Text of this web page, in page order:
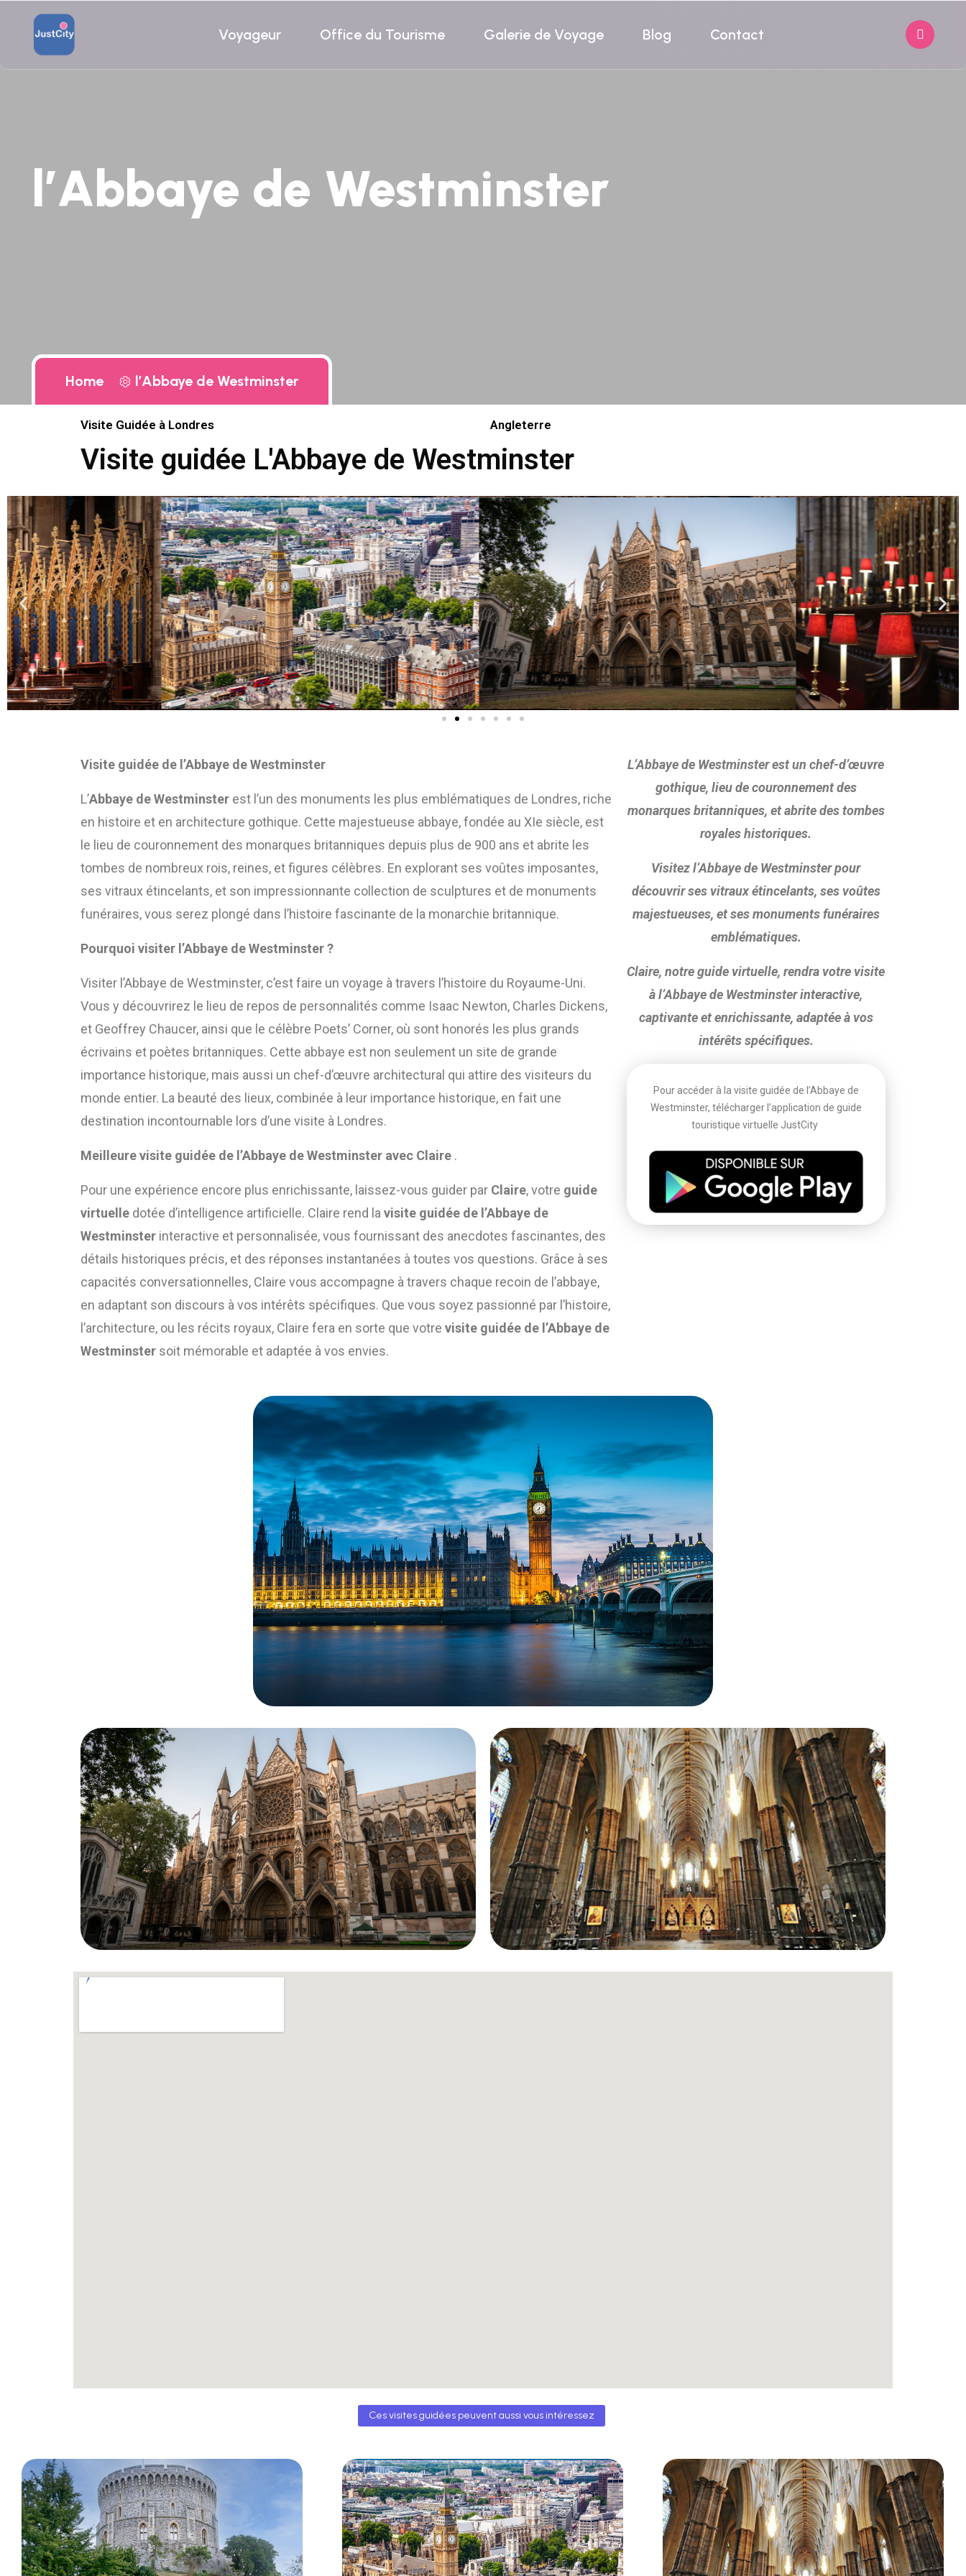
Voyageur Office du Tourisme Galerie de Voyage Blog Contact
l’Abbaye de Westminster
Home l’Abbaye de Westminster
Visite Guidée à Londres Angleterre
Visite guidée L'Abbaye de Westminster
Visite guidée de l’Abbaye de Westminster
L’Abbaye de Westminster est l’un des monuments les plus emblématiques de Londres, riche
en histoire et en architecture gothique. Cette majestueuse abbaye, fondée au XIe siècle, est
le lieu de couronnement des monarques britanniques depuis plus de 900 ans et abrite les
tombes de nombreux rois, reines, et figures célèbres. En explorant ses voûtes imposantes,
ses vitraux étincelants, et son impressionnante collection de sculptures et de monuments
funéraires, vous serez plongé dans l’histoire fascinante de la monarchie britannique.
Pourquoi visiter l’Abbaye de Westminster ?
Visiter l’Abbaye de Westminster, c’est faire un voyage à travers l’histoire du Royaume-Uni.
Vous y découvrirez le lieu de repos de personnalités comme Isaac Newton, Charles Dickens,
et Geoffrey Chaucer, ainsi que le célèbre Poets’ Corner, où sont honorés les plus grands
écrivains et poètes britanniques. Cette abbaye est non seulement un site de grande
importance historique, mais aussi un chef-d’œuvre architectural qui attire des visiteurs du
monde entier. La beauté des lieux, combinée à leur importance historique, en fait une
destination incontournable lors d’une visite à Londres.
Meilleure visite guidée de l’Abbaye de Westminster avec Claire .
Pour une expérience encore plus enrichissante, laissez-vous guider par Claire, votre guide
virtuelle dotée d’intelligence artificielle. Claire rend la visite guidée de l’Abbaye de
Westminster interactive et personnalisée, vous fournissant des anecdotes fascinantes, des
détails historiques précis, et des réponses instantanées à toutes vos questions. Grâce à ses
capacités conversationnelles, Claire vous accompagne à travers chaque recoin de l’abbaye,
en adaptant son discours à vos intérêts spécifiques. Que vous soyez passionné par l’histoire,
l’architecture, ou les récits royaux, Claire fera en sorte que votre visite guidée de l’Abbaye de
Westminster soit mémorable et adaptée à vos envies.
L’Abbaye de Westminster est un chef-d’œuvre
gothique, lieu de couronnement des
monarques britanniques, et abrite des tombes
royales historiques.
Visitez l’Abbaye de Westminster pour
découvrir ses vitraux étincelants, ses voûtes
majestueuses, et ses monuments funéraires
emblématiques.
Claire, notre guide virtuelle, rendra votre visite
à l’Abbaye de Westminster interactive,
captivante et enrichissante, adaptée à vos
intérêts spécifiques.
Pour accéder à la visite guidée de l’Abbaye de
Westminster, télécharger l’application de guide
touristique virtuelle JustCity
Ces visites guidées peuvent aussi vous intéressez